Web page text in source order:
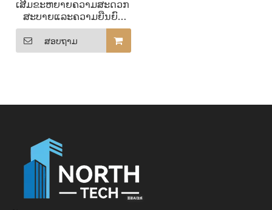
ເສີມຂະຫຍາຍຄວາມສະດວກ
ສະບາຍແລະຄວາມຍືນຍົງ
ດ້ວຍປະຕູ passive ທີ່ມີ
ປະສິດທິພາບສູງສໍາລັບເຮືອນ
passive ຂອງທ່ານ
ສອບຖາມ